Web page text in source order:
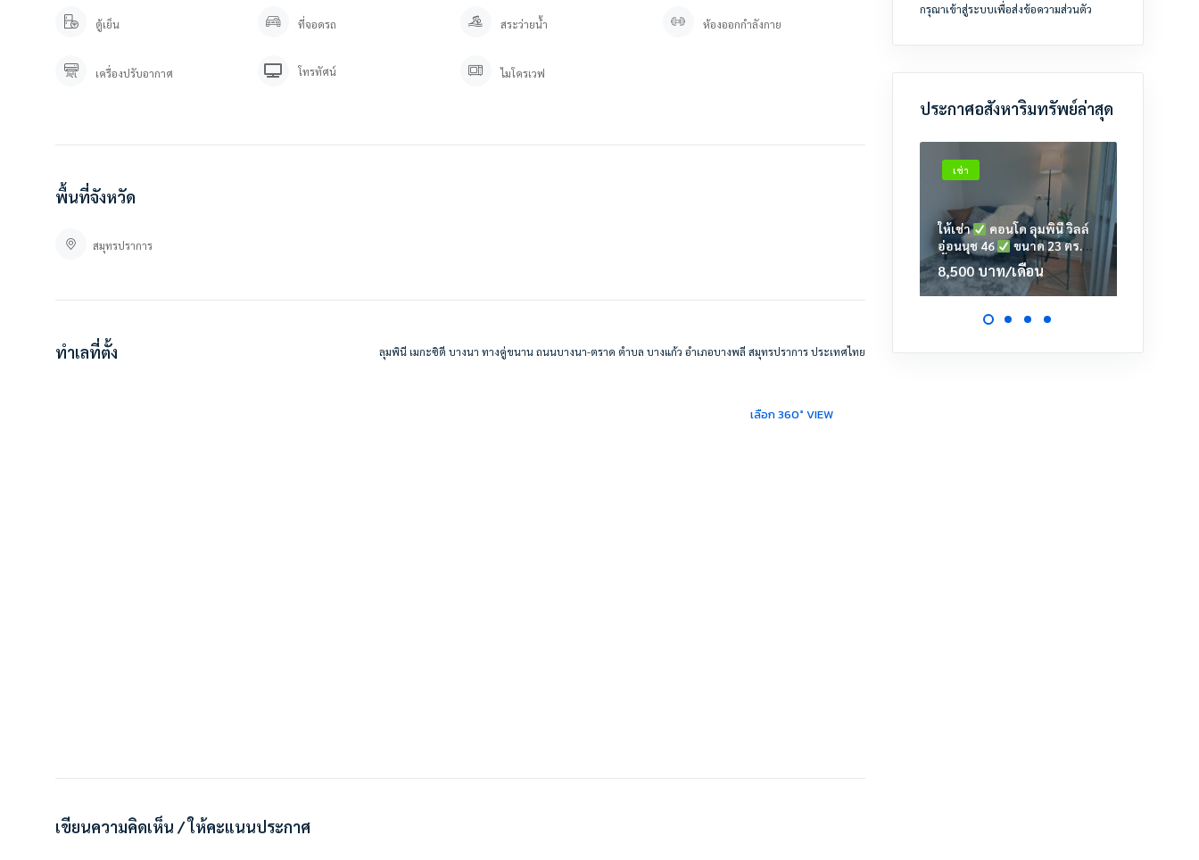
สนใจติดต่อสอบถาม / นัดดู เข้ามาได้เลยค่ะ
Facebook : คอนโด ลุมพินี เมกะซิตี้ บางนา / Lumpini Megacity Bangna
ตู้เย็น ที่จอดรถ สระว่ายน้ำ ห้องออกกำลังกาย
เครื่องปรับอากาศ โทรทัศน์ ไมโครเวฟ
พื้นที่จังหวัด
สมุทรปราการ
ทำเลที่ตั้ง ลุมพินี เมกะซิตี บางนา ทางคู่ขนาน ถนนบางนา-ตราด ตำบล บางแก้ว อำเภอบางพลี สมุทรปราการ ประเทศไทย
เลือก 360° VIEW
เขียนความคิดเห็น / ให้คะแนนประกาศ
กรุณาเข้าสู่ระบบเพื่อส่งข้อความส่วนตัว
ประกาศอสังหาริมทรัพย์ล่าสุด
เช่า
ให้เช่า
คอนโด ลุมพินี วิลล์
อ่อนนุช 46
ขนาด 23 ตร.ม.
ชั้น 6 ตึก A2
8,500บาท/เดือน